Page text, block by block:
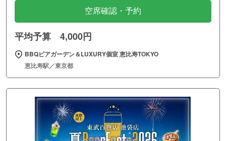
空席確認・予約
平均予算 4,000円
BBQビアガーデン＆LUXURY個室 恵比寿TOKYO
恵比寿駅／東京都